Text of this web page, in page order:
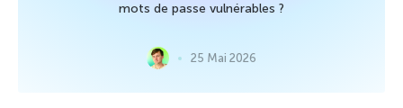
mots de passe vulnérables ?
25 Mai 2026